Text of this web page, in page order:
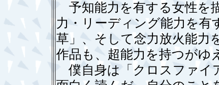
予知能力を有する女性を
力・リーディング能力を有
草」、そして念力放火能力
作品も、超能力を持つがゆ
僕自身は「クロスファイ